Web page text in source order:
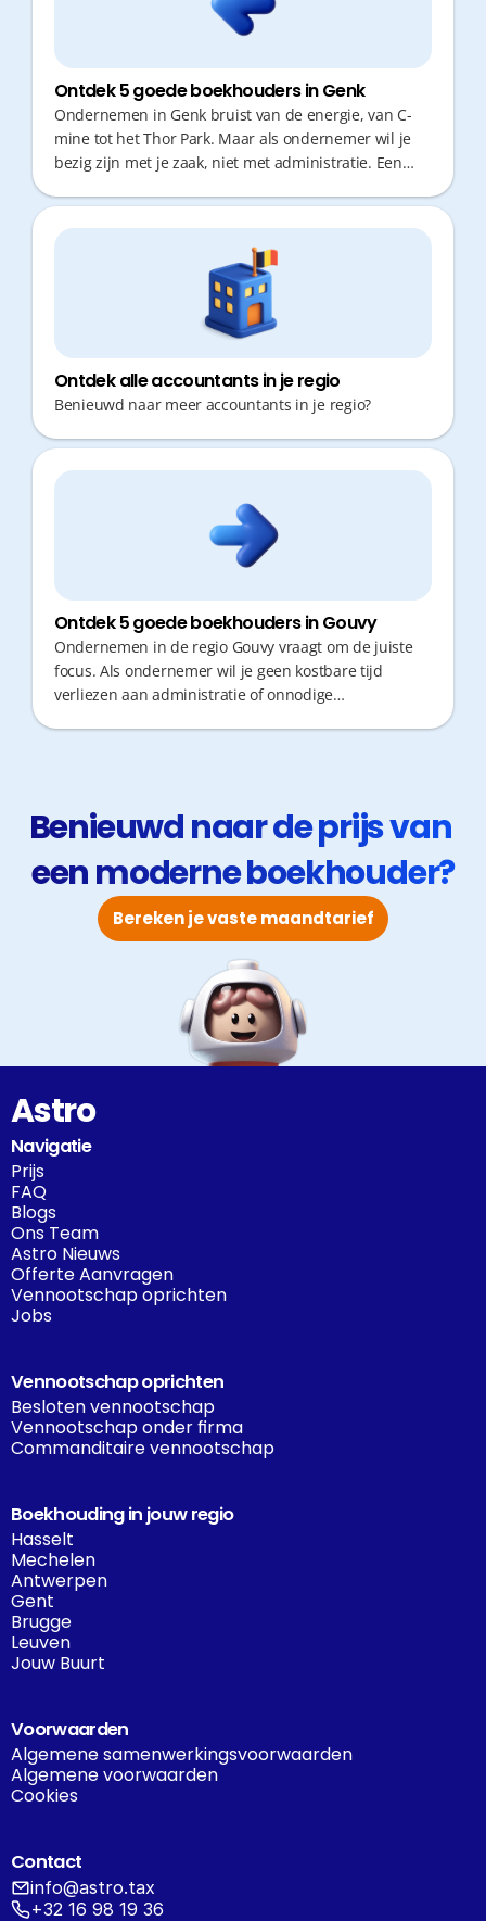
Ontdek 5 goede boekhouders in Genk
Ondernemen in Genk bruist van de energie, van C-
mine tot het Thor Park. Maar als ondernemer wil je
bezig zijn met je zaak, niet met administratie. Een
proactief meedenkt over fiscale optimalisatie. Omdat
tijd geld is, zijn efficiëntie en snelle responstijden
cruciaal. Wij selecteerden 5 topkantoren in de regio.
Ontdek alle accountants in je regio
Benieuwd naar meer accountants in je regio?
Ontdek 5 goede boekhouders in Gouvy
Ondernemen in de regio Gouvy vraagt om de juiste
focus. Als ondernemer wil je geen kostbare tijd
verliezen aan administratie of onnodige
Benieuwd naar de prijs van
een moderne boekhouder?
Bereken je vaste maandtarief
Astro
Navigatie
Prijs
FAQ
Blogs
Ons Team
Astro Nieuws
Offerte Aanvragen
Vennootschap oprichten
Jobs
Vennootschap oprichten
Besloten vennootschap
Vennootschap onder firma
Commanditaire vennootschap
Boekhouding in jouw regio
Hasselt
Mechelen
Antwerpen
Gent
Brugge
Leuven
Jouw Buurt
Voorwaarden
Algemene samenwerkingsvoorwaarden
Algemene voorwaarden
Cookies
Contact
info@astro.tax
+32 16 98 19 36